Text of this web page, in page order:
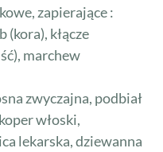
zapierające :
(kora), kłącze
marchew
zwyczajna, podbiał
włoski,
lekarska, dziewanna